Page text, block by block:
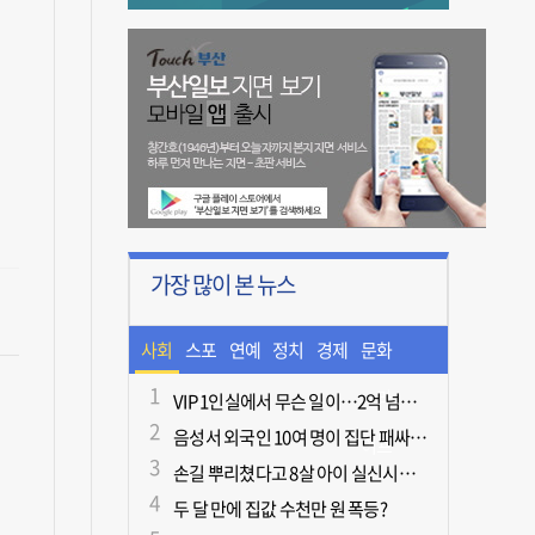
가장 많이 본 뉴스
사회 스포
츠
연예 정치 경제 문화
ㆍ라
이프
VIP 1인실에서 무슨 일이…2억 넘게 쓴 중독자·불법촬영한 의사
음성서 외국인 10여 명이 집단 패싸움하다 1명 사망
손길 뿌리쳤다고 8살 아이 실신시킨 50대, 집유
두 달 만에 집값 수천만 원 폭등?